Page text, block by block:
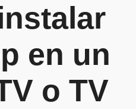
en un
o TV